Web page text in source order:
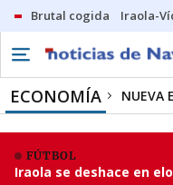
Brutal cogida Iraola-
ECONOMÍA NUEVA
FÚTBOL
Iraola se deshace en